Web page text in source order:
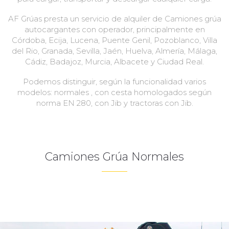
AF Grúas presta un servicio de alquiler de Camiones grúa
autocargantes con operador, principalmente en
Córdoba, Ecija, Lucena, Puente Genil, Pozoblanco, Villa
del Rio, Granada, Sevilla, Jaén, Huelva, Almería, Málaga,
Cádiz, Badajoz, Murcia, Albacete y Ciudad Real.
Podemos distinguir, según la funcionalidad varios
modelos: normales , con cesta homologados según
norma EN 280, con Jib y tractoras con Jib.
Camiones Grúa Normales